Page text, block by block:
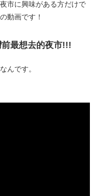
市に興味がある方だけで
動画です！
最想去的夜市!!!
んです。